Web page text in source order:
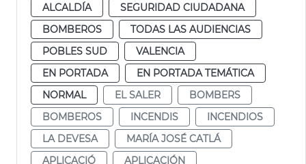
ALCALDÍA
SEGURIDAD CIUDADANA
BOMBEROS
TODAS LAS AUDIENCIAS
POBLES SUD
VALENCIA
EN PORTADA
EN PORTADA TEMÁTICA
NORMAL
EL SALER
BOMBERS
BOMBEROS
INCENDIS
INCENDIOS
LA DEVESA
MARÍA JOSÉ CATLÁ
APLICACIÓ
APLICACIÓN